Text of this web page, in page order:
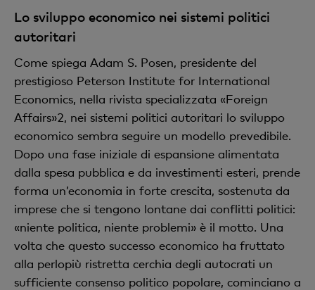
Lo sviluppo economico nei sistemi politici
autoritari
Come spiega Adam S. Posen, presidente del
prestigioso Peterson Institute for International
Economics, nella rivista specializzata «Foreign
Affairs»2, nei sistemi politici autoritari lo sviluppo
economico sembra seguire un modello prevedibile.
Dopo una fase iniziale di espansione alimentata
dalla spesa pubblica e da investimenti esteri, prende
forma un’economia in forte crescita, sostenuta da
imprese che si tengono lontane dai conflitti politici:
«niente politica, niente problemi» è il motto. Una
volta che questo successo economico ha fruttato
alla perlopiù ristretta cerchia degli autocrati un
sufficiente consenso politico popolare, cominciano a